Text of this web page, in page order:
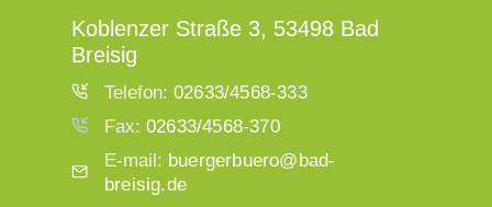
Koblenzer Straße 3, 53498 Bad
Breisig
Telefon: 02633/4568-333
Fax: 02633/4568-370
E-mail: buergerbuero@bad-
breisig.de